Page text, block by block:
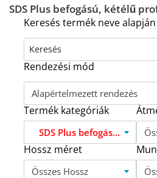
SDS Plus befogású, kétélű
Keresés termék neve alapján
Rendezési mód
Alapértelmezett rendezés
Termék kategóriák
SDS Plus befogású, kétélű profi betonfúró KPE
Hossz méret
Összes Hossz